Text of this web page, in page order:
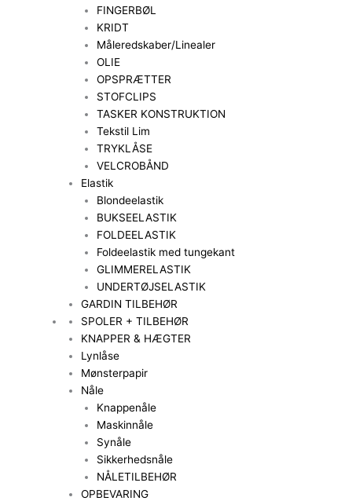
FINGERBØL
KRIDT
Måleredskaber/Linealer
OLIE
OPSPRÆTTER
STOFCLIPS
TASKER KONSTRUKTION
Tekstil Lim
TRYKLÅSE
VELCROBÅND
Elastik
Blondeelastik
BUKSEELASTIK
FOLDEELASTIK
Foldeelastik med tungekant
GLIMMERELASTIK
UNDERTØJSELASTIK
GARDIN TILBEHØR
SPOLER + TILBEHØR
KNAPPER & HÆGTER
Lynlåse
Mønsterpapir
Nåle
Knappenåle
Maskinnåle
Synåle
Sikkerhedsnåle
NÅLETILBEHØR
OPBEVARING